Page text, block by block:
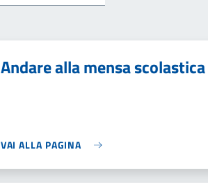
Andare alla mensa scolastica
VAI ALLA PAGINA